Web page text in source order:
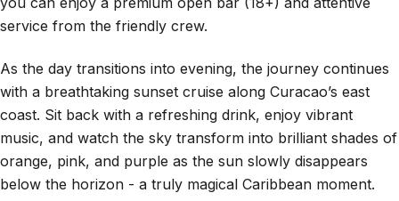
service from the friendly crew.
As the day transitions into evening, the journey continues
with a breathtaking sunset cruise along Curacao’s east
coast. Sit back with a refreshing drink, enjoy vibrant
music, and watch the sky transform into brilliant shades of
orange, pink, and purple as the sun slowly disappears
below the horizon - a truly magical Caribbean moment.